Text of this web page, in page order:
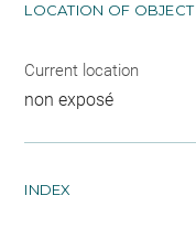
LOCATION OF OBJECT
Current location
non exposé
INDEX